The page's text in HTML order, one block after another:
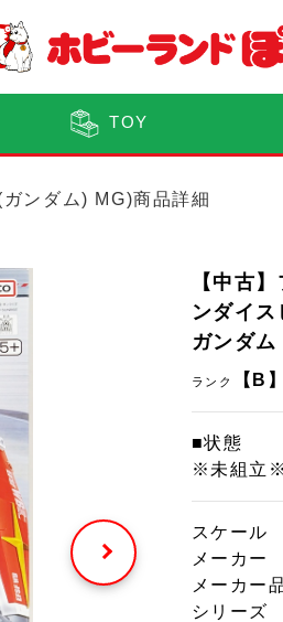
TOY
ンダム) MG)商品詳細
【中古
ンダイ
ガンダ
ランク 【B】
■状態
※未組立※
スケール
メーカー
メーカー
シリーズ